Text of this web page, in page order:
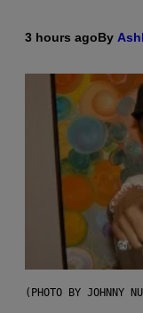
3 hours agoBy
(PHOTO BY JOHNNY